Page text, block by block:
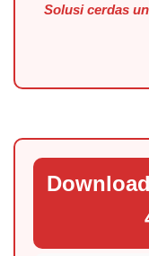
Solusi cerdas